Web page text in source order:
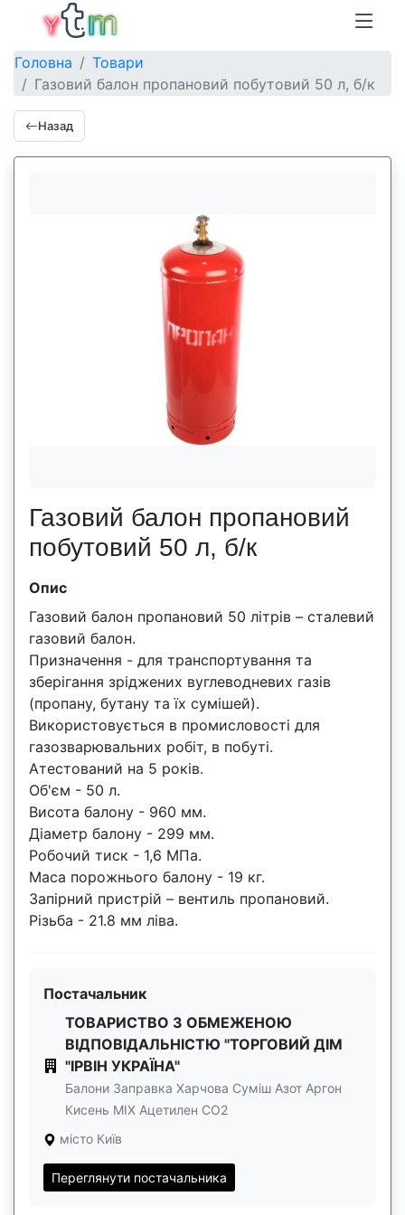
Головна
Товари
Газовий балон пропановий побутовий 50 л, б/к
Назад
Газовий балон пропановий
побутовий 50 л, б/к
Опис
Газовий балон пропановий 50 літрів – сталевий
газовий балон.
Призначення - для транспортування та
зберігання зріджених вуглеводневих газів
(пропану, бутану та їх сумішей).
Використовується в промисловості для
газозварювальних робіт, в побуті.
Атестований на 5 років.
Об'єм - 50 л.
Висота балону - 960 мм.
Діаметр балону - 299 мм.
Робочий тиск - 1,6 МПа.
Маса порожнього балону - 19 кг.
Запірний пристрій – вентиль пропановий.
Різьба - 21.8 мм ліва.
Постачальник
ТОВАРИСТВО З ОБМЕЖЕНОЮ
ВІДПОВІДАЛЬНІСТЮ "ТОРГОВИЙ ДІМ
"ІРВІН УКРАЇНА"
Балони Заправка Харчова Суміш Азот Аргон
Кисень МІХ Ацетилен СО2
місто Київ
Переглянути постачальника